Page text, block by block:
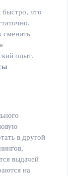
быстро, что
сменить
опыт.
в другой
выдачей
на